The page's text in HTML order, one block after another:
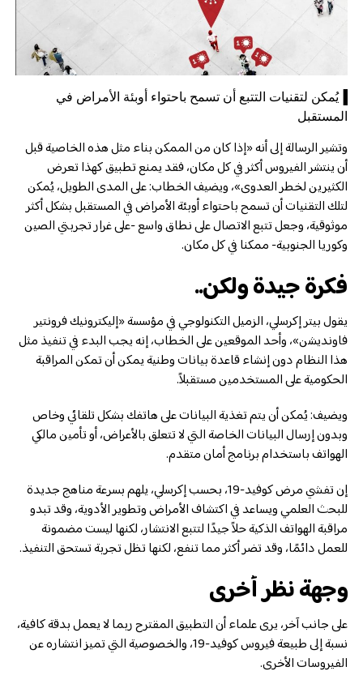
▐يُمكن لتقنيات التتبع أن تسمح باحتواء أوبئة الأمراض في
المستقبل
وتشير الرسالة إلى أنه «إذا كان من الممكن بناء مثل هذه الخاصية قبل
أن ينتشر الفيروس أكثر في كل مكان، فقد يمنع تطبيق كهذا تعرض
الكثيرين لخطر العدوى»، ويضيف الخطاب: على المدى الطويل، يُمكن
لتلك التقنيات أن تسمح باحتواء أوبئة الأمراض في المستقبل بشكل أكثر
موثوقية، وجعل تتبع الاتصال على نطاق واسع -على غرار تجربتي الصين
وكوريا الجنوبية- ممكنا في كل مكان.
فكرة جيدة ولكن..
يقول بيتر إكرسلي، الزميل التكنولوجي في مؤسسة «إليكترونيك فرونتير
فاونديشن»، وأحد الموقعين على الخطاب، إنه يجب البدء في تنفيذ مثل
هذا النظام دون إنشاء قاعدة بيانات وطنية يمكن أن تمكن المراقبة
الحكومية على المستخدمين مستقبلاً.
ويضيف: يُمكن أن يتم تغذية البيانات على هاتفك بشكل تلقائي وخاص
وبدون إرسال البيانات الخاصة التي لا تتعلق بالأعراض، أو تأمين مالكي
الهواتف باستخدام برنامج أمان متقدم.
إن تفشي مرض كوفيد-19، بحسب إكرسلي، يلهم بسرعة مناهج جديدة
للبحث العلمي ويساعد في اكتشاف الأمراض وتطوير الأدوية، وقد تبدو
مراقبة الهواتف الذكية حلاً جيدًا لتتبع الانتشار، لكنها ليست مضمونة
للعمل دائمًا، وقد تضر أكثر مما تنفع، لكنها تظل تجربة تستحق التنفيذ.
وجهة نظر أخرى
على جانب آخر، يرى علماء أن التطبيق المقترح ربما لا يعمل بدقة كافية،
نسبة إلى طبيعة فيروس كوفيد-19، والخصوصية التي تميز انتشاره عن
الفيروسات الأخرى.